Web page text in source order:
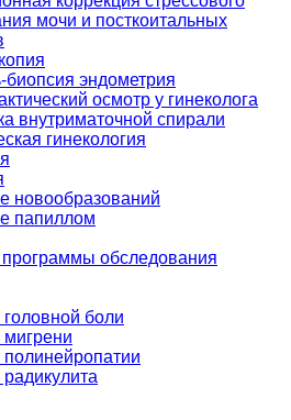
мочи и посткоитальных
биопсия эндометрия
осмотр у гинеколога
внутриматочной спирали
гинекология
новообразований
папиллом
обследования
боли